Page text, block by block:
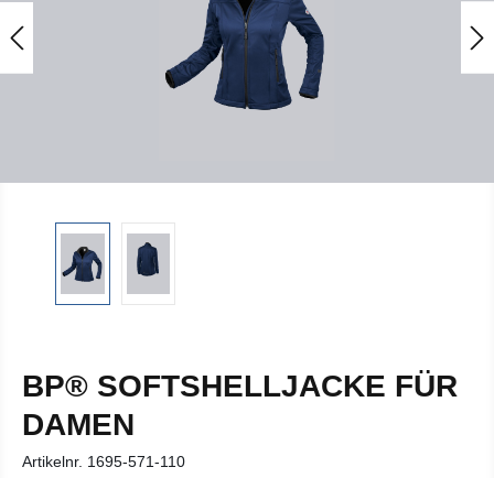
BP® SOFTSHELLJACKE FÜR
DAMEN
Artikelnr. 1695-571-110